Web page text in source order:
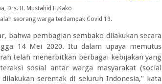
Drs. H. Mustahid H.Kako
seorang warga terdampak Covid 19.
bahwa pembagian sembako dilakukan secara
14 Mei 2020. Itu dalam upaya memutus
telah menerbitkan berbagai kebijakan yang
sosial antar warga masyarakat (social
serentak di seluruh Indonesia," kata